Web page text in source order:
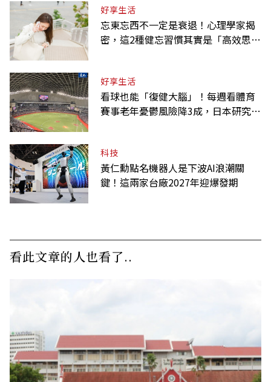
好享生活
忘東忘西不一定是衰退！心理學家揭
密，這2種健忘習慣其實是「高效思
好享生活
看球也能「復健大腦」！每週看體育
賽事老年憂鬱風險降3成，日本研究：
科技
黃仁勳點名機器人是下波AI浪潮關
鍵！這兩家台廠2027年迎爆發期
看此文章的人也看了..